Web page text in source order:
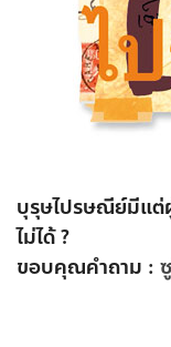
บุรุษไปรษณีย์มีแต่
ไม่ได้ ?
ขอบคุณคำถาม :